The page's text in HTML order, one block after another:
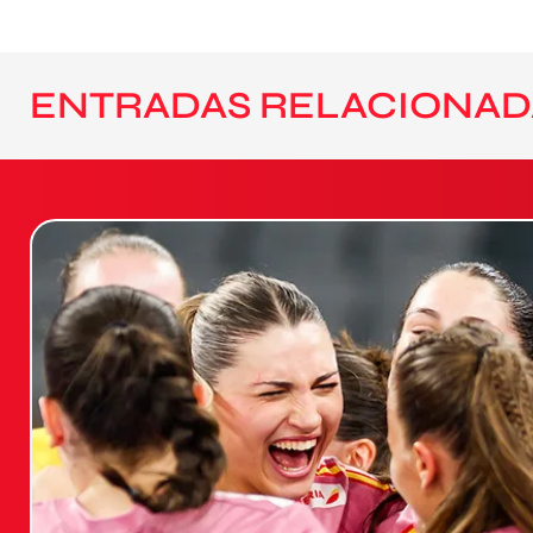
ENTRADAS